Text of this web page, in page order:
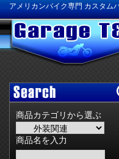
アメリカンバイク専門 カスタム
商品カテゴリから選ぶ
商品名を入力